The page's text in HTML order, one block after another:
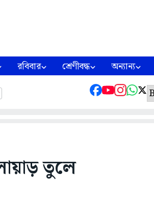
রবিবার শ্রেণীবদ্ধ অন্যান্য
তুলে